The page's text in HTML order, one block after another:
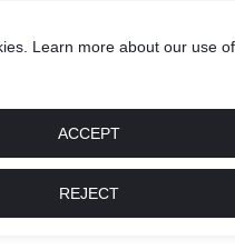
Learn more about our use
REJECT
ACCEPT